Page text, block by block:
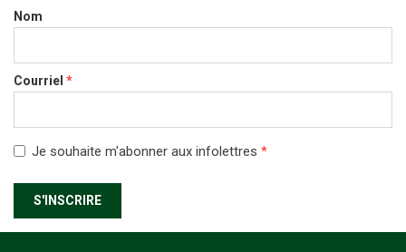
Nom
Courriel *
Je souhaite m'abonner aux infolettres *
S'INSCRIRE